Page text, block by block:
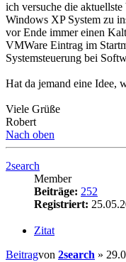
ich versuche die
Windows XP System zu
vor Ende immer einen
VMWare Eintrag im
Systemsteuerung bei
Hat da jemand eine Idee,
Viele Grüße
Robert
Nach oben
2search
Member
Beiträge: 252
Registriert:
Zitat
Beitragvon 2search »